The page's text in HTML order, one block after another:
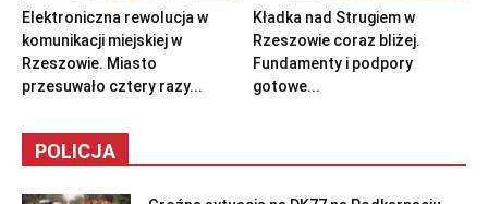
Elektroniczna rewolucja w
komunikacji miejskiej w
Rzeszowie. Miasto
przesuwało cztery razy...
Kładka nad Strugiem w
Rzeszowie coraz bliżej.
Fundamenty i podpory
gotowe...
POLICJA